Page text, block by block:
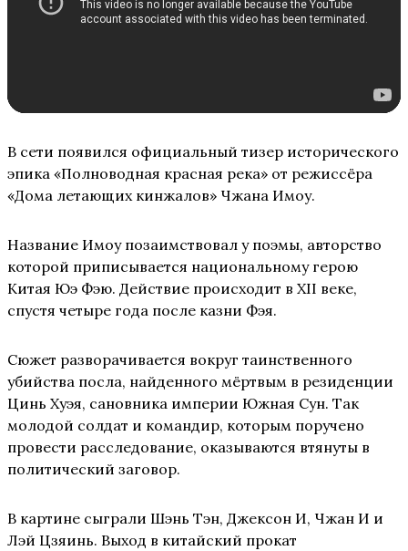
В сети появился официальный тизер исторического
эпика «Полноводная красная река» от режиссёра
«Дома летающих кинжалов» Чжана Имоу.
Название Имоу позаимствовал у поэмы, авторство
которой приписывается национальному герою
Китая Юэ Фэю. Действие происходит в XII веке,
спустя четыре года после казни Фэя.
Сюжет разворачивается вокруг таинственного
убийства посла, найденного мёртвым в резиденции
Цинь Хуэя, сановника империи Южная Сун. Так
молодой солдат и командир, которым поручено
провести расследование, оказываются втянуты в
политический заговор.
В картине сыграли Шэнь Тэн, Джексон И, Чжан И и
Лэй Цзяинь. Выход в китайский прокат